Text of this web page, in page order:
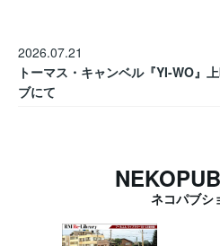
2026.07.21
トーマス・キャンベル『YI-WO』
ブにて
ネコパブシ